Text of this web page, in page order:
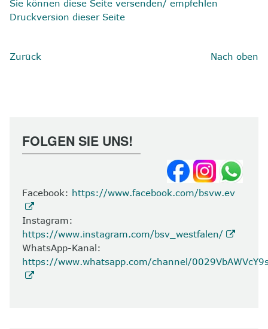
Sie können diese Seite versenden/ empfehlen
Druckversion dieser Seite
Zurück Nach oben
FOLGEN SIE UNS!
Facebook: https://www.facebook.com/bsvw.ev
Instagram:
https://www.instagram.com/bsv_westfalen/
WhatsApp-Kanal:
https://www.whatsapp.com/channel/